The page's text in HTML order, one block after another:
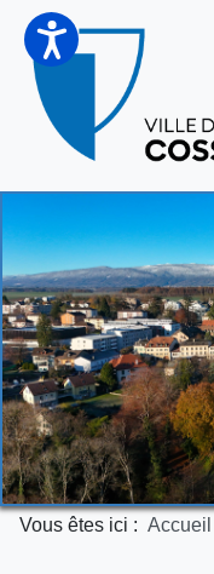
Vous êtes ici : Accueil